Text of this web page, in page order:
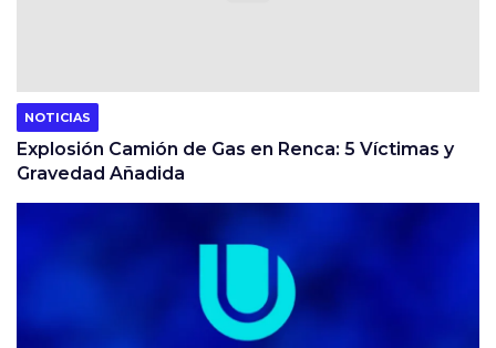
NOTICIAS
Explosión Camión de Gas en Renca: 5 Víctimas y
Gravedad Añadida